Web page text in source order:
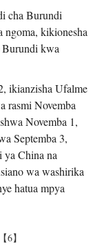
cha Burundi
kikionesha
Burundi kwa
ikianzisha Ufalme
rasmi Novemba
Novemba 1,
Septemba 3,
ya China na
wa washirika
hatua mpya
【6】